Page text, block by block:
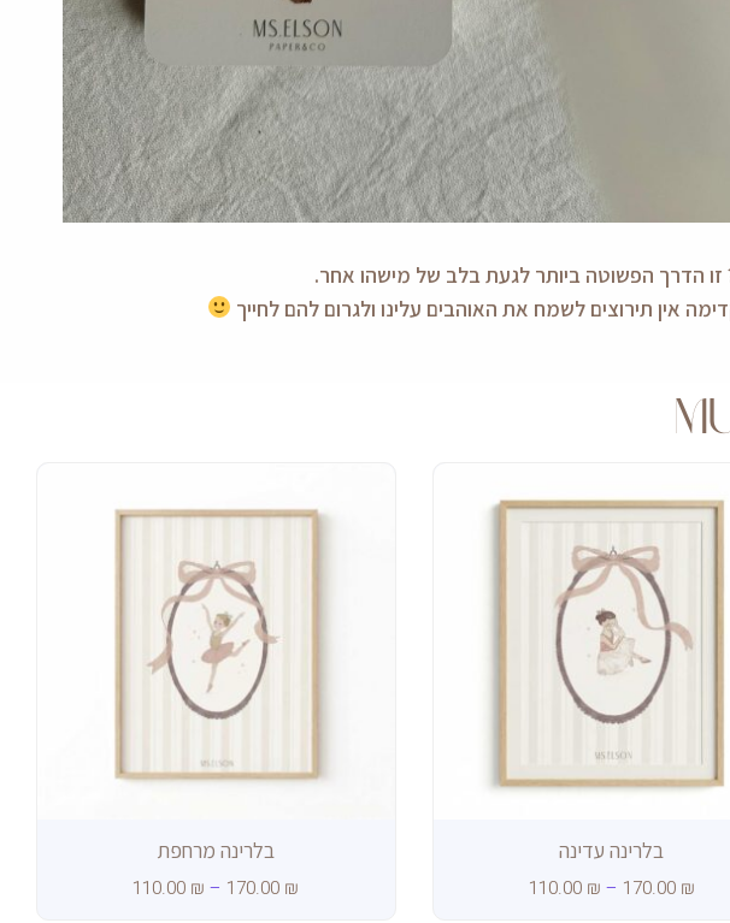
הדרך הפשוטה ביותר לגעת בלב של מישהו אחר.
אין תירוצים לשמח את האוהבים עלינו ולגרום להם לחייך
בלרינה עדינה
110.00 ₪ – 170.00 ₪
⁦110.00 ₪⁩
בלרינה מרחפת
110.00 ₪ – 170.00 ₪
⁦110.00 ₪⁩